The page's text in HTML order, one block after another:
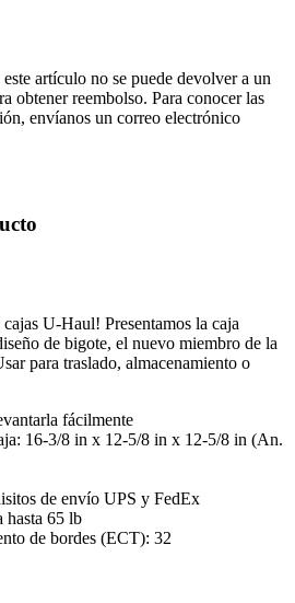
artículo no se puede devolver a un
obtener reembolso. Para conocer las
envíanos un correo electrónico
U-Haul! Presentamos la caja
de bigote, el nuevo miembro de la
para traslado, almacenamiento o
fácilmente
16-3/8 in x 12-5/8 in x 12-5/8 in (An.
de envío UPS y FedEx
hasta 65 lb
de bordes (ECT): 32